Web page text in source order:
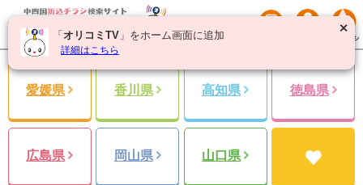
愛媛県 香川県 高知県 徳島県
広島県 岡山県 山口県
✕
「 オリコミTV 」をホーム画面に追加
詳細はこちら